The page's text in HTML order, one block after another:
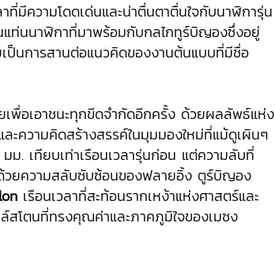
ที่มีความโดดเด่นและน่าตื่นตาตื่นใจกับนาฬิการุ่น
แท่นนาฬิกาที่มาพร้อมกับกลไกทูร์บิญองซึ่งอยู่
ป็นการสานต่อแนวคิดของงานต้นแบบที่มีชื่อ
พื่อเอาชนะทุกขีดจำกัดอีกครั้ง ด้วยผลลัพธ์แห่ง
ะความคิดสร้างสรรค์ในมุมมองใหม่ที่แม้ดูเผินๆ
ม. เทียบเท่าเรือนเวลารุ่นก่อน แต่ความลับที่
วยความสลับซับซ้อนของฟลายอิ้ง ตูร์บิญอง
เรือนเวลาที่สะท้อนรากเหง้าแห่งศาสตร์และ
โตนที่ทรงคุณค่าและภาคภูมิใจของเมซง